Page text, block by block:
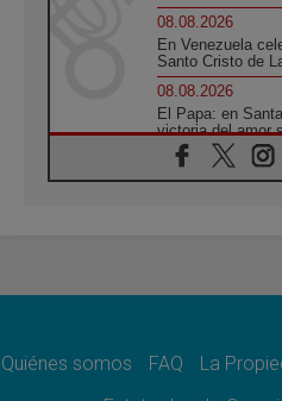
08.08.2026
En Venezuela
Santo Cristo de
08.08.2026
El Papa: en
victoria del amor
08.08.2026
León XIV visitará
07.08.2026
07.08.2026
Quiénes somos FAQ La